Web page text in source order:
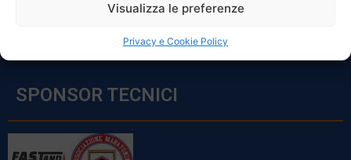
Visualizza le preferenze
Privacy e Cookie Policy
Sabato: 8:00 – 12:00
SPONSOR TECNICI